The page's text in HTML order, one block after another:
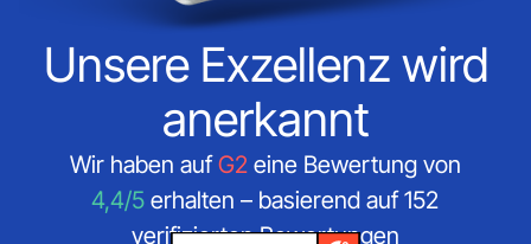
Unsere Exzellenz wird
anerkannt
Wir haben aufG2eine Bewertung von
4,4/5 erhalten – basierend auf 152
verifizierten Bewertungen